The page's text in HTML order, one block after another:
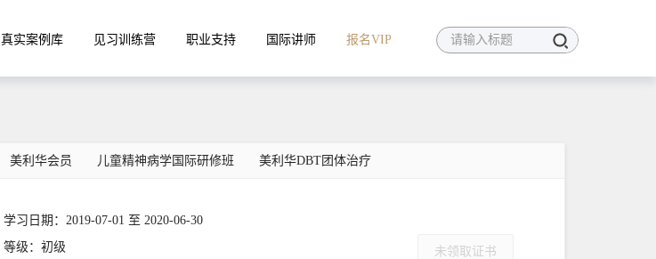
真实案例库 见习训练营 职业支持 国际讲师 报名VIP
美利华会员 儿童精神病学国际研修班 美利华DBT团体治疗
学习日期：2019-07-01 至 2020-06-30
等级：初级
未领取证书